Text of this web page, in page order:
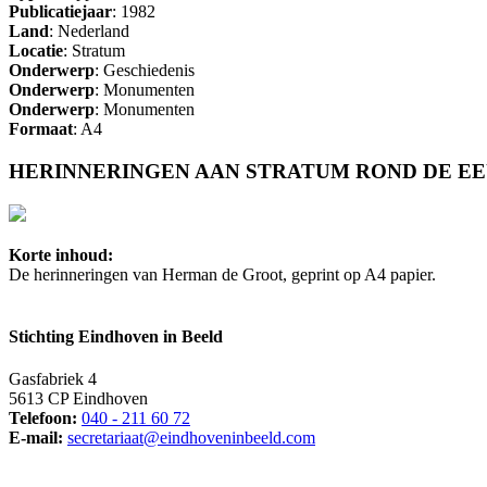
Publicatiejaar: 1982
Land: Nederland
Locatie: Stratum
Onderwerp: Geschiedenis
Onderwerp: Monumenten
Onderwerp: Monumenten
Formaat: A4
HERINNERINGEN AAN STRATUM ROND DE
Korte inhoud:
De herinneringen van Herman de Groot, geprint op A4 papier.
Stichting Eindhoven in Beeld
Gasfabriek 4
5613 CP Eindhoven
Telefoon: 040 - 211 60 72
E-mail: secretariaat@eindhoveninbeeld.com